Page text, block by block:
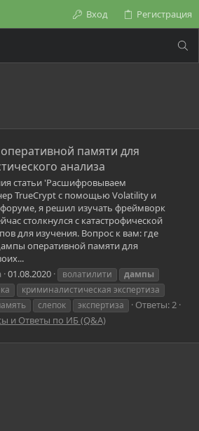
Вход Регистрация
памяти для
анализа
статьи 'Расшифровываем
TrueCrypt с помощью Volatility и
я решил изучать фреймворк
столкнулся с катастрофической
для изучения. Вопрос к вам: где
оперативной памяти для
01.08.2020 волатилити
дампы
криминалистическая экспертиза
слепок экспертиза
Ответы: 2
и Ответы по ИБ (Q&A)